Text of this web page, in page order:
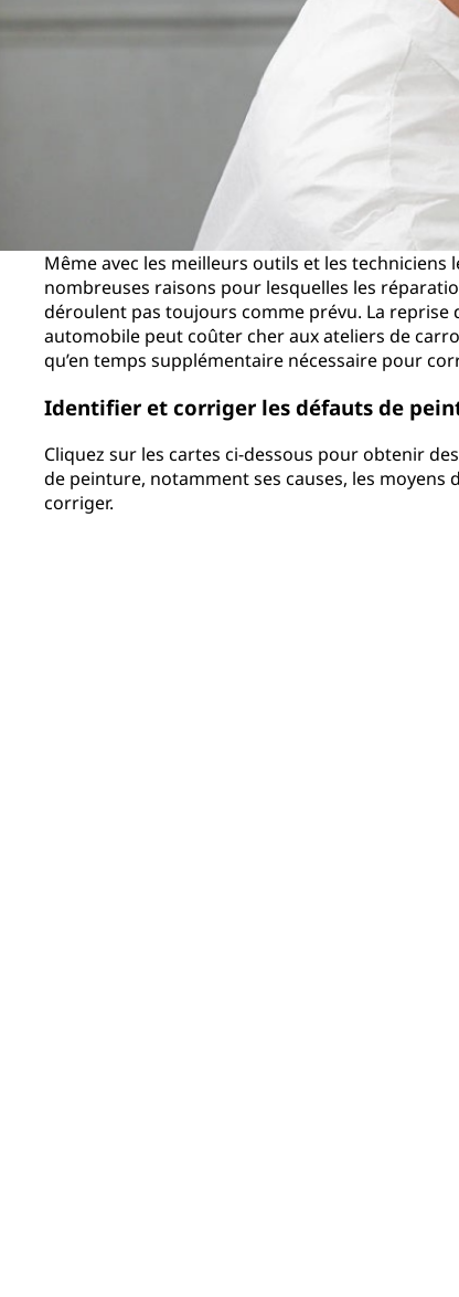
Même avec les meilleurs outils et les techniciens
nombreuses raisons pour lesquelles les
déroulent pas toujours comme prévu. La reprise
automobile peut coûter cher aux ateliers de
qu’en temps supplémentaire nécessaire pour
Identifier et corriger les défauts de
Cliquez sur les cartes ci-dessous pour obtenir
de peinture, notamment ses causes, les moyens
corriger.